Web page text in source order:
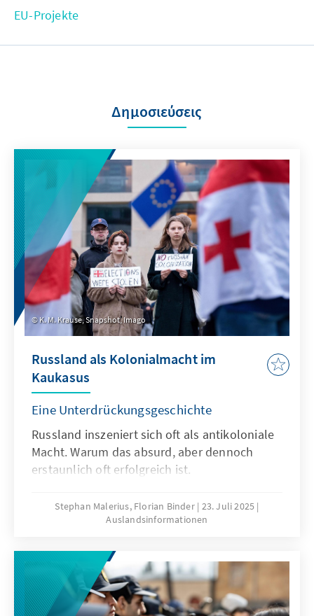
EU-Projekte
Δημοσιεύσεις
K. M. Krause, Snapshot, Imago
Russland als Kolonialmacht im
Kaukasus
Eine Unterdrückungsgeschichte
Russland inszeniert sich oft als antikoloniale
Macht. Warum das absurd, aber dennoch
erstaunlich oft erfolgreich ist.
Stephan Malerius, Florian Binder 23. Juli 2025
Auslandsinformationen